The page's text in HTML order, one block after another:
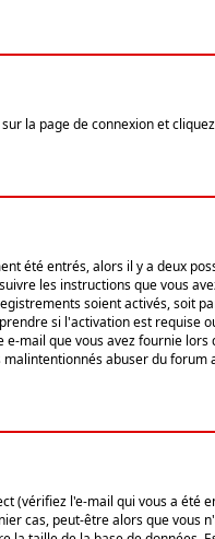
la page de connexion et
été entrés, alors il y a deux
les instructions que vous
soient activés, soit
si l'activation est requise
mail que vous avez fournie
abuser du forum
(vérifiez l'e-mail qui vous a été
cas, peut-être alors que vous